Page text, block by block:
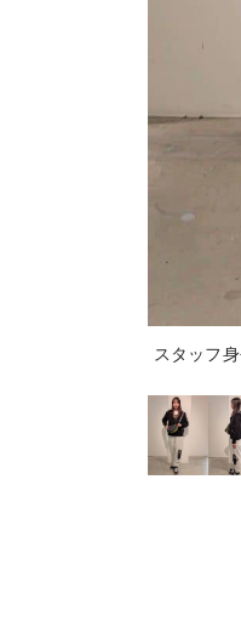
スタッフ